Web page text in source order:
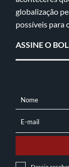
globalização
possíveis para
ASSINE O
NOME
Nome
MAIL
E-mail